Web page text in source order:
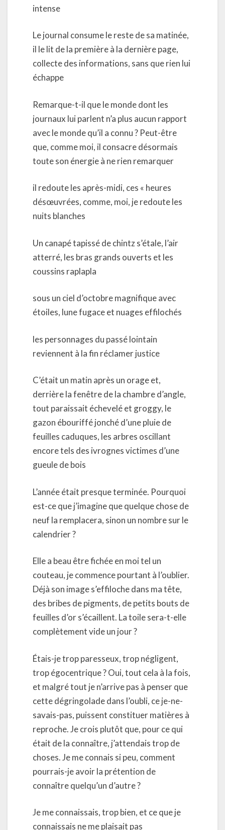
intense
Le journal consume le reste de sa matinée,
il le lit de la première à la dernière page,
collecte des informations, sans que rien lui
échappe
Remarque-t-il que le monde dont les
journaux lui parlent n’a plus aucun rapport
avec le monde qu’il a connu ? Peut-être
que, comme moi, il consacre désormais
toute son énergie à ne rien remarquer
il redoute les après-midi, ces « heures
désœuvrées, comme, moi, je redoute les
nuits blanches
Un canapé tapissé de chintz s’étale, l’air
atterré, les bras grands ouverts et les
coussins raplapla
sous un ciel d’octobre magnifique avec
étoiles, lune fugace et nuages effilochés
les personnages du passé lointain
reviennent à la fin réclamer justice
C’était un matin après un orage et,
derrière la fenêtre de la chambre d’angle,
tout paraissait échevelé et groggy, le
gazon ébouriffé jonché d’une pluie de
feuilles caduques, les arbres oscillant
encore tels des ivrognes victimes d’une
gueule de bois
L’année était presque terminée. Pourquoi
est-ce que j’imagine que quelque chose de
neuf la remplacera, sinon un nombre sur le
calendrier ?
Elle a beau être fichée en moi tel un
couteau, je commence pourtant à l’oublier.
Déjà son image s’effiloche dans ma tête,
des bribes de pigments, de petits bouts de
feuilles d’or s’écaillent. La toile sera-t-elle
complètement vide un jour ?
Étais-je trop paresseux, trop négligent,
trop égocentrique ? Oui, tout cela à la fois,
et malgré tout je n’arrive pas à penser que
cette dégringolade dans l’oubli, ce je-ne-
savais-pas, puissent constituer matières à
reproche. Je crois plutôt que, pour ce qui
était de la connaître, j’attendais trop de
choses. Je me connais si peu, comment
pourrais-je avoir la prétention de
connaître quelqu’un d’autre ?
Je me connaissais, trop bien, et ce que je
connaissais ne me plaisait pas